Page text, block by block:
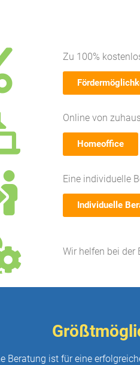
Zu 100%
Online von
Homeoffice
Eine individuelle
Individuelle
Wir helfen bei der
Beratung ist für eine